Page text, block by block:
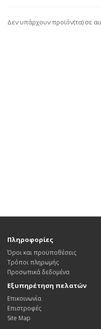
Δεν υπάρχουν προϊόν(τα) σε
Πληροφορίες
Όροι και προϋποθέσεις
Τρόποι πληρωμής
Προσωπικά δεδομένα
Εξυπηρέτηση πελατών
Επικοινωνία
Επιστροφές
Site Map